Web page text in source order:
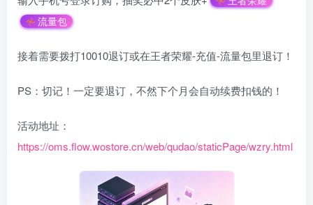
流量包
接着需要拨打10010退订或在王者荣耀-充值-流量包里退订！
PS：切记！一定要退订，不然下个月会自动续费扣钱的！
活动地址：
https://oms.flow.wostore.cn/web/qudao/staticPage/wzry.html